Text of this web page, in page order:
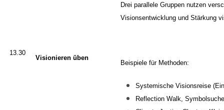
13.30
Visionieren üben
Drei parallele Gruppen nutzen
Visionsentwicklung und Stärkung
Beispiele für Methoden:
Systemische Visionsreise
Reflection Walk,